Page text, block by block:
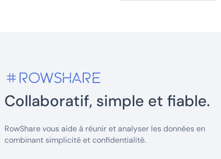
Collaboratif, simple et fiable.
RowShare vous aide à réunir et analyser les données en
combinant simplicité et confidentialité.